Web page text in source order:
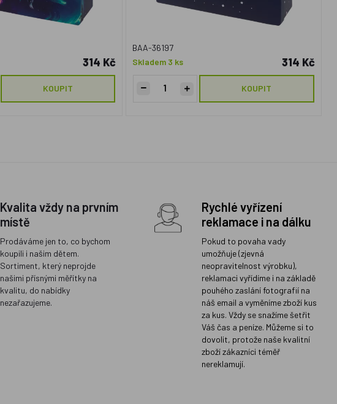
314 Kč
KOUPIT
BAA-36197
Skladem 3 ks
314 Kč
KOUPIT
Kvalita vždy na prvním
místě
Prodáváme jen to, co bychom
koupili i našim dětem.
Sortiment, který neprojde
našimi přísnými měřítky na
kvalitu, do nabídky
nezařazujeme.
Rychlé vyřízení
reklamace i na dálku
Pokud to povaha vady
umožňuje (zjevná
neopravitelnost výrobku),
reklamaci vyřídíme i na základě
pouhého zaslání fotografií na
náš email a vyměníme zboží kus
za kus. Vždy se snažíme šetřit
Váš čas a peníze. Můžeme si to
dovolit, protože naše kvalitní
zboží zákazníci téměř
nereklamují.